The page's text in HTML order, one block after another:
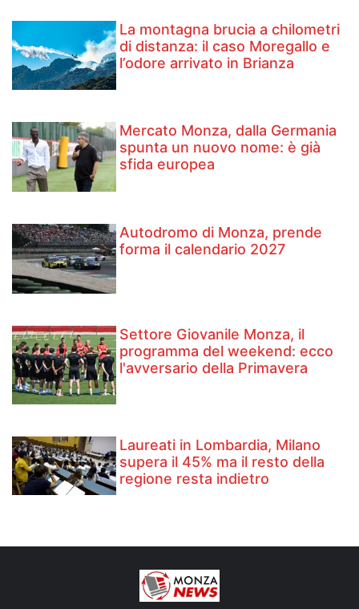
La montagna brucia a chilometri
di distanza: il caso Moregallo e
l’odore arrivato in Brianza
Mercato Monza, dalla Germania
spunta un nuovo nome: è già
sfida europea
Autodromo di Monza, prende
forma il calendario 2027
Settore Giovanile Monza, il
programma del weekend: ecco
l'avversario della Primavera
Laureati in Lombardia, Milano
supera il 45% ma il resto della
regione resta indietro